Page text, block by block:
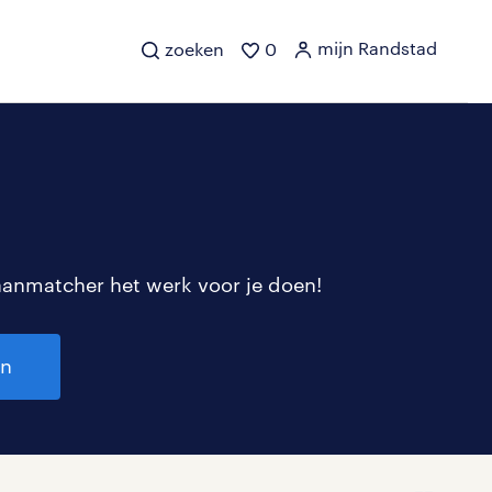
zoeken 0 mijn Randstad
het werk voor je doen!